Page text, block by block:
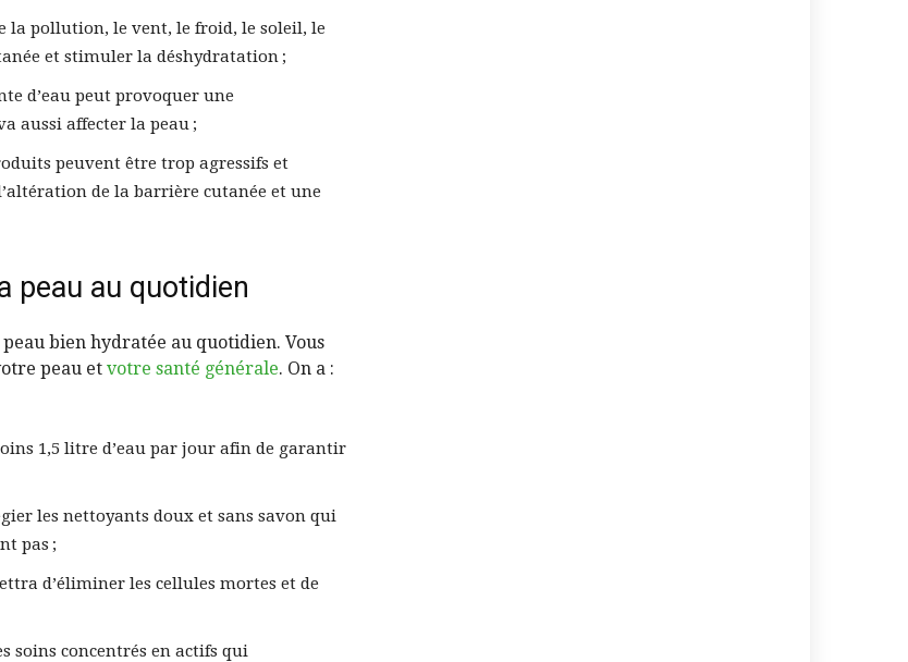
la pollution, le vent, le froid, le soleil, le
et stimuler la déshydratation ;
d’eau peut provoquer une
aussi affecter la peau ;
peuvent être trop agressifs et
de la barrière cutanée et une
peau au quotidien
bien hydratée au quotidien. Vous
peau et votre santé générale. On a :
1,5 litre d’eau par jour afin de garantir
les nettoyants doux et sans savon qui
pas ;
d’éliminer les cellules mortes et de
soins concentrés en actifs qui